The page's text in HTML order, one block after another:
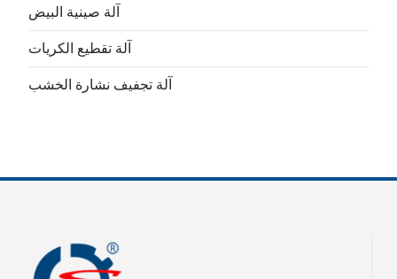
آلة صينية البيض
آلة تقطيع الكريات
آلة تجفيف نشارة الخشب